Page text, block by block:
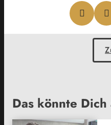
Das könnte